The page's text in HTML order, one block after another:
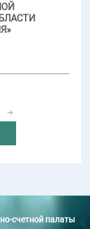
→
счетной палаты